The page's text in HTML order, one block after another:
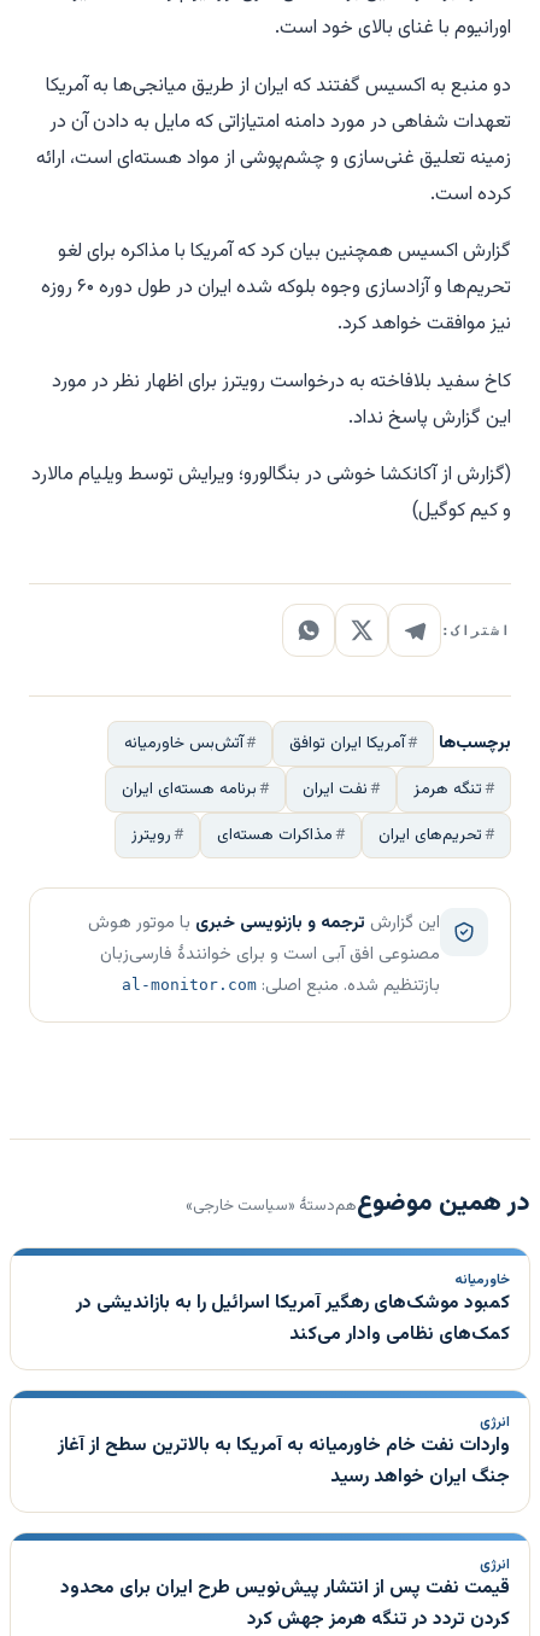
اورانیوم با غنای بالای خود است.
دو منبع به اکسیس گفتند که ایران از طریق میانجی‌ها به آمریکا
تعهدات شفاهی در مورد دامنه امتیازاتی که مایل به دادن آن در
زمینه تعلیق غنی‌سازی و چشم‌پوشی از مواد هسته‌ای است، ارائه
کرده است.
گزارش اکسیس همچنین بیان کرد که آمریکا با مذاکره برای لغو
تحریم‌ها و آزادسازی وجوه بلوکه شده ایران در طول دوره ۶۰ روزه
نیز موافقت خواهد کرد.
کاخ سفید بلافاخته به درخواست رویترز برای اظهار نظر در مورد
این گزارش پاسخ نداد.
(گزارش از آکانکشا خوشی در بنگالورو؛ ویرایش توسط ویلیام مالارد
و کیم کوگیل)
اشتراک:
برچسب‌ها آمریکا ایران توافق
آتش‌بس خاورمیانه
تنگه هرمز
نفت ایران
برنامه هسته‌ای ایران
تحریم‌های ایران
مذاکرات هسته‌ای رویترز
این گزارش ترجمه و بازنویسی خبری با موتور هوش
مصنوعی افق آبی است و برای خوانندهٔ فارسی‌زبان
بازتنظیم شده. منبع اصلی: al-monitor.com
در همین موضوعهم‌دستهٔ «سیاست خارجی»
خاورمیانه
کمبود موشک‌های رهگیر آمریکا اسرائیل را به بازاندیشی در
کمک‌های نظامی وادار می‌کند
انرژی
واردات نفت خام خاورمیانه به آمریکا به بالاترین سطح از آغاز
جنگ ایران خواهد رسید
انرژی
قیمت نفت پس از انتشار پیش‌نویس طرح ایران برای محدود
کردن تردد در تنگه هرمز جهش کرد